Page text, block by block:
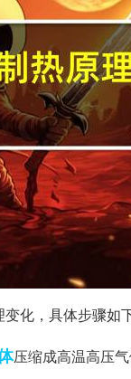
化，具体步骤如
压缩成高温高压气